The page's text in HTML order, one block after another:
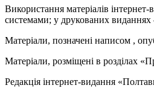
Використання матеріалів
системами; у друкованих
Матеріали, позначені написом ,
Матеріали, розміщені в розділах
Редакція інтернет-видання